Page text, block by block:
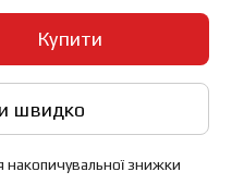
Купити
швидко
накопичувальної знижки